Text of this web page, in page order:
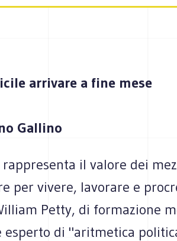
arrivare a fine mese
Gallino
il valore dei
per vivere, lavorare e
Petty, di formazione
esperto di "aritmetica